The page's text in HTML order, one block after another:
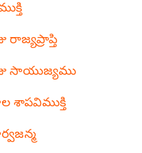
సాయుజ్యము
శాపవిముక్తి